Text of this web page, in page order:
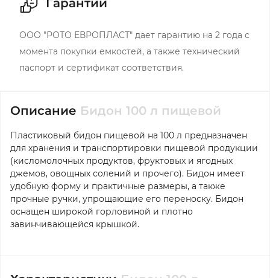
Описание Бидон 100 л пищевой
Пластиковый бидон пищевой на 100 л предназначен
для хранения и транспортировки пищевой продукции
(кисломолочных продуктов, фруктовых и ягодных
джемов, овощных солений и прочего). Бидон имеет
удобную форму и практичные размеры, а также
прочные ручки, упрощающие его переноску. Бидон
оснащен широкой горловиной и плотно
завинчивающейся крышкой.
Гарантии
ООО "РОТО ЕВРОПЛАСТ" дает гарантию на 2 года с
момента покупки емкостей, а также технический
паспорт и сертификат соответствия.